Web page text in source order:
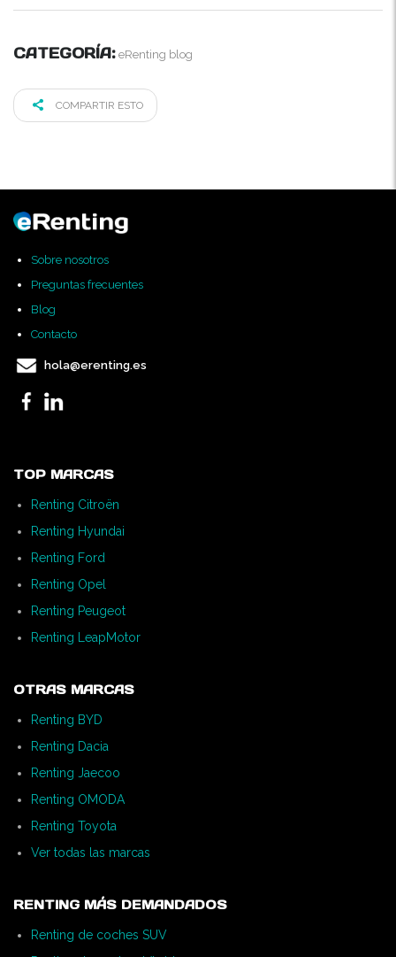
CATEGORÍA: eRenting blog
COMPARTIR ESTO
Sobre nosotros
Preguntas frecuentes
Blog
Contacto
hola@erenting.es
TOP MARCAS
Renting Citroën
Renting Hyundai
Renting Ford
Renting Opel
Renting Peugeot
Renting LeapMotor
OTRAS MARCAS
Renting BYD
Renting Dacia
Renting Jaecoo
Renting OMODA
Renting Toyota
Ver todas las marcas
RENTING MÁS DEMANDADOS
Renting de coches SUV